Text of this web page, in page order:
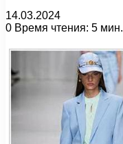
14.03.2024
0 Время чтения: 5 мин.